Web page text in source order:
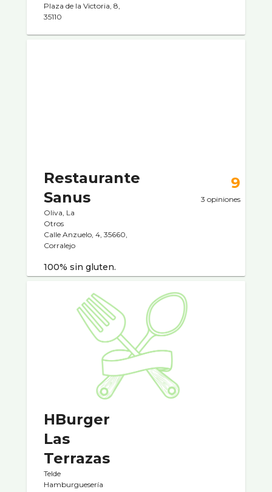
Plaza de la Victoria, 8,
35110
Restaurante
Sanus
Oliva, La
Otros
Calle Anzuelo, 4, 35660,
Corralejo
9
3 opiniones
100% sin gluten.
HBurger
Las
Terrazas
Telde
Hamburgueserí­a